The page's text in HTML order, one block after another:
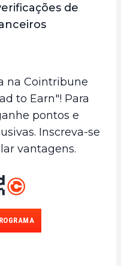
de
na Cointribune
to Earn"! Para
pontos e
Inscreva-se
vantagens.